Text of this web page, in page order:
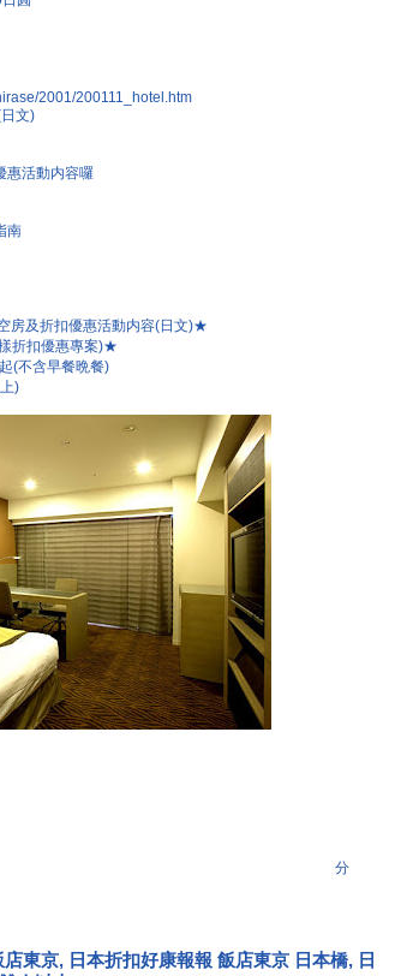
2001/200111_hotel.htm
文)
惠活動内容囉
南
房及折扣優惠活動内容(日文)★
折扣優惠專案)★
(不含早餐晩餐)
)
分
店東京, 日本折扣好康報報 飯店東京 日本橋, 日